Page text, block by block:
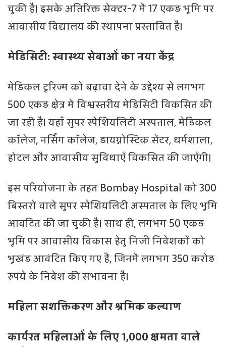
चुकी है। इसके अतिरिक्त सेक्टर-7 में 17 एकड़ भूमि पर
आवासीय विद्यालय की स्थापना प्रस्तावित है।
मेडिसिटी: स्वास्थ्य सेवाओं का नया केंद्र
मेडिकल टूरिज्म को बढ़ावा देने के उद्देश्य से लगभग
500 एकड़ क्षेत्र में विश्वस्तरीय मेडिसिटी विकसित की
जा रही है। यहाँ सुपर स्पेशियलिटी अस्पताल, मेडिकल
कॉलेज, नर्सिंग कॉलेज, डायग्नोस्टिक सेंटर, धर्मशाला,
होटल और आवासीय सुविधाएँ विकसित की जाएँगी।
इस परियोजना के तहत Bombay Hospital को 300
बिस्तरों वाले सुपर स्पेशियलिटी अस्पताल के लिए भूमि
आवंटित की जा चुकी है। साथ ही, लगभग 50 एकड़
भूमि पर आवासीय विकास हेतु निजी निवेशकों को
भूखंड आवंटित किए गए हैं, जिनमें लगभग 350 करोड़
रुपये के निवेश की संभावना है।
महिला सशक्तिकरण और श्रमिक कल्याण
कार्यरत महिलाओं के लिए 1,000 क्षमता वाले